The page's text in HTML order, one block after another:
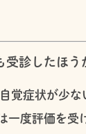
受診したほう
覚症状が少な
一度評価を受